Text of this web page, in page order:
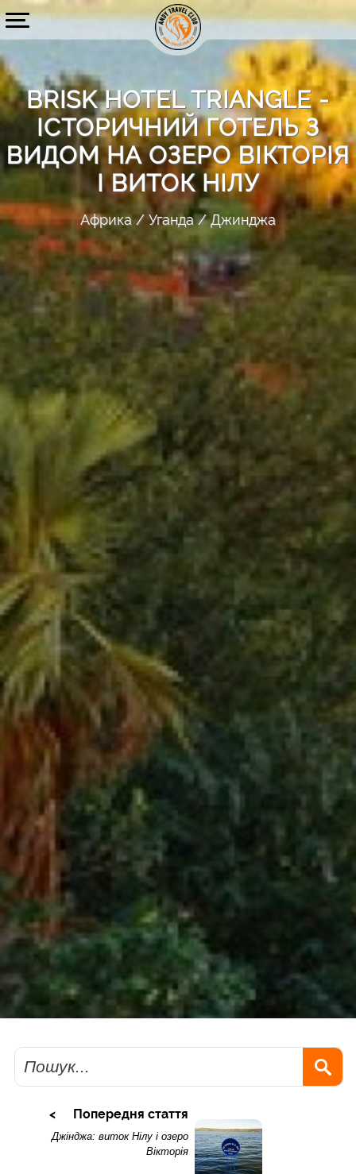
BRISK HOTEL TRIANGLE -
ІСТОРИЧНИЙ ГОТЕЛЬ З
ВИДОМ НА ОЗЕРО ВІКТОРІЯ
І ВИТОК НІЛУ
Африка Уганда Джинджа
Пошук
Попередня стаття
Джінджа: виток Нілу і озеро
Вікторія